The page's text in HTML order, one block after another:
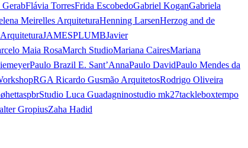
Flávia TorresFrida EscobedoGabriel KoganGabriela
Meirelles ArquiteturaHenning LarsenHerzog and de
JAMESPLUMBJavier
Maia RosaMarch StudioMariana CairesMariana
Paulo Brazil E. Sant’AnnaPaulo DavidPaulo Mendes da
RGA Ricardo Gusmão ArquitetosRodrigo Oliveira
spbrStudio Luca Guadagninostudio mk27tackleboxtempo
GropiusZaha Hadid